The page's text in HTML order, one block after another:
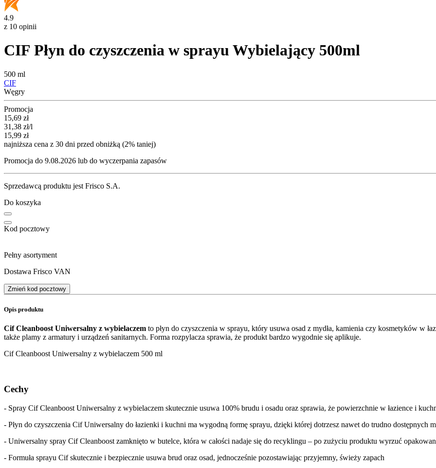
4.9
z 10 opinii
CIF Płyn do czyszczenia w sprayu Wybielający 500ml
500 ml
CIF
Węgry
Promocja
Cena promocyjna
15,69 zł
31,38 zł/l
15,99 zł
najniższa cena z 30 dni przed obniżką (2% taniej)
Promocja do 9.08.2026 lub do wyczerpania zapasów
Sprzedawcą produktu jest Frisco S.A.
Do koszyka
Kod pocztowy
Pełny asortyment
Dostawa Frisco VAN
Zmień kod pocztowy
Opis produktu
Cif Cleanboost Uniwersalny z wybielaczem to płyn do czyszczenia w sprayu, który usuwa osad z mydła, kamienia czy kosmetyków w
także plamy z armatury i urządzeń sanitarnych. Forma rozpylacza sprawia, że produkt bardzo wygodnie się aplikuje.
Cif Cleanboost Uniwersalny z wybielaczem 500 ml
Cechy
- Spray Cif Cleanboost Uniwersalny z wybielaczem skutecznie usuwa 100% brudu i osadu oraz sprawia, że powierzchnie w łazience i
- Płyn do czyszczenia Cif Uniwersalny do łazienki i kuchni ma wygodną formę sprayu, dzięki której dotrzesz nawet do trudno dostępnych
- Uniwersalny spray Cif Cleanboost zamknięto w butelce, która w całości nadaje się do recyklingu – po zużyciu produktu wyrzuć
- Formuła sprayu Cif skutecznie i bezpiecznie usuwa brud oraz osad, jednocześnie pozostawiając przyjemny, świeży zapach